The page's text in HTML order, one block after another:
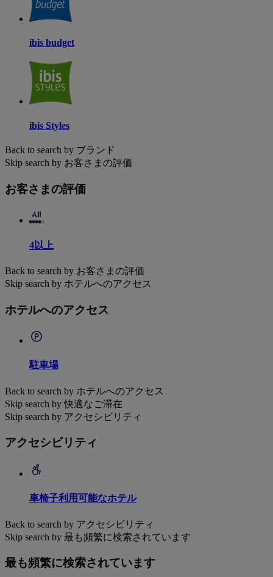
ibis budget
ibis Styles
Back to search by ブランド
Skip search by お客さまの評価
お客さまの評価
4以上
Back to search by お客さまの評価
Skip search by ホテルへのアクセス
ホテルへのアクセス
駐車場
Back to search by ホテルへのアクセス
Skip search by 快適なご滞在
Skip search by アクセシビリティ
アクセシビリティ
車椅子利用可能なホテル
Back to search by アクセシビリティ
Skip search by 最も頻繁に検索されています
最も頻繁に検索されています